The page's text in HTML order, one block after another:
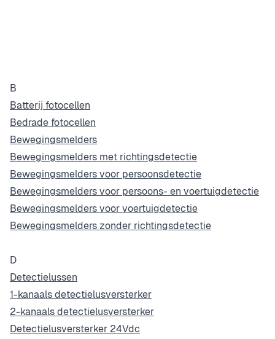
B
Batterij fotocellen
Bedrade fotocellen
Bewegingsmelders
Bewegingsmelders met richtingsdetectie
Bewegingsmelders voor persoonsdetectie
Bewegingsmelders voor persoons- en voertuigdetectie
Bewegingsmelders voor voertuigdetectie
Bewegingsmelders zonder richtingsdetectie
D
Detectielussen
1-kanaals detectielusversterker
2-kanaals detectielusversterker
Detectielusversterker 24Vdc